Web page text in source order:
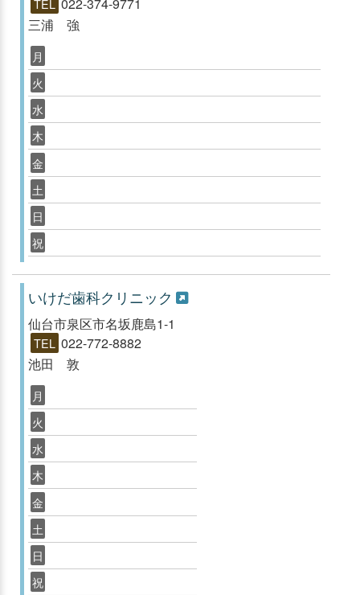
TEL
三浦 強
月
火
水
木
金
土
日
祝
いけだ歯科クリニック
仙台市泉区市名坂鹿島1-1
TEL 022-772-8882
池田 敦
月
火
水
木
金
土
日
祝